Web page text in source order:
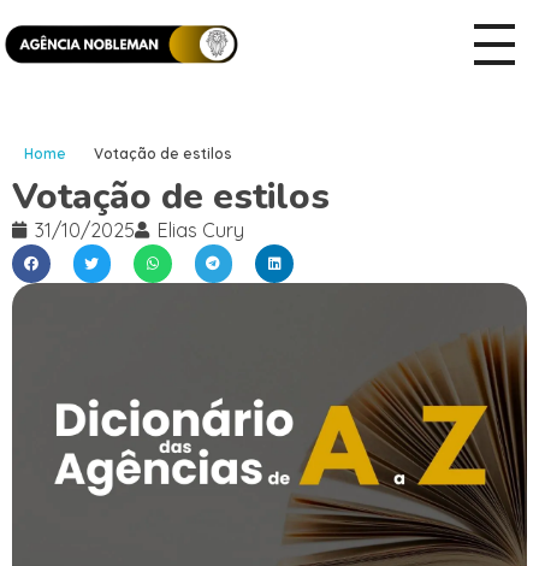
Home Votação de estilos
Votação de estilos
31/10/2025 Elias Cury